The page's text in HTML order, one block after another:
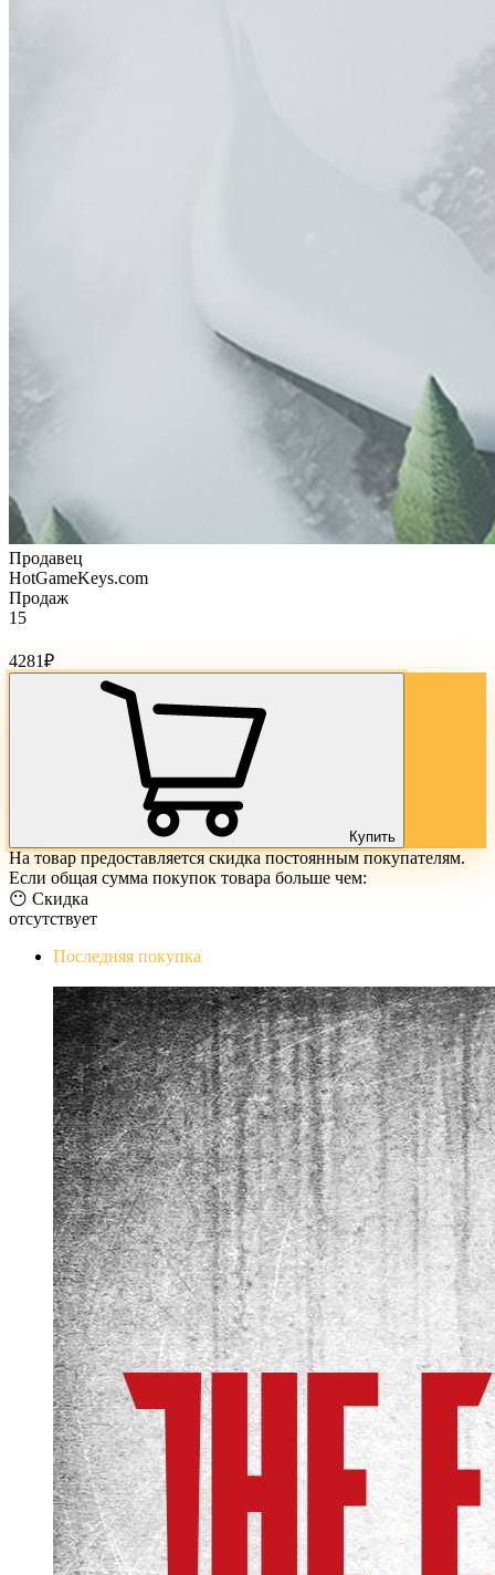
Продавец
HotGameKeys.com
Продаж
15
4281₽
Купить
На товар предоставляется скидка постоянным покупателям.
Если общая сумма покупок товара больше чем:
😶 Скидка
отсутствует
Последняя покупка